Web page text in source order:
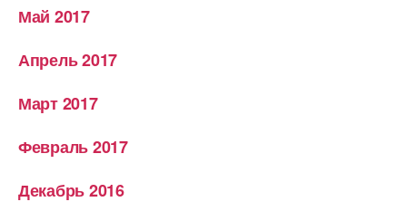
Май 2017
Апрель 2017
Март 2017
Февраль 2017
Декабрь 2016